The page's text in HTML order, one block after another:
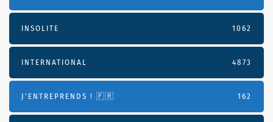
INSOLITE 1062
INTERNATIONAL 4873
J'ENTREPRENDS ! 🇫🇷 162